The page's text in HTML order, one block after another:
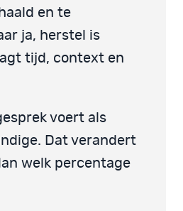
en te
ja, herstel is
tijd, context en
voert als
Dat verandert
welk percentage